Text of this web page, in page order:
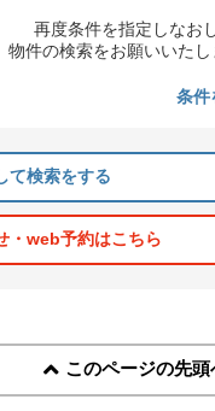
再度条件を指定しなお
物件の検索をお願いいたし
条件
て検索をする
・web予約はこちら
このページの先頭